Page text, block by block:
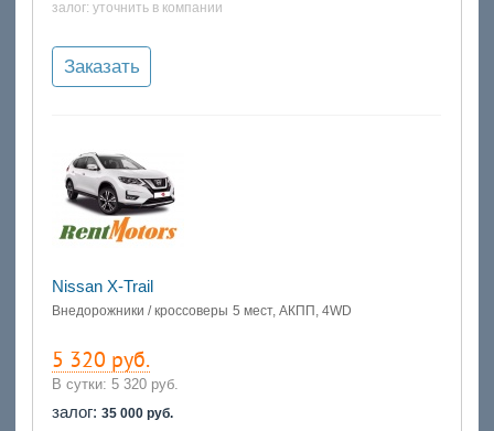
залог: уточнить в компании
Заказать
Nissan X-Trail
Внедорожники / кроссоверы 5 мест, АКПП, 4WD
5 320 руб.
В сутки:5 320 руб.
залог:35 000 руб.